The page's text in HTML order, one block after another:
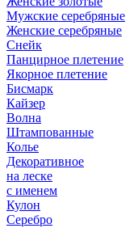
Мужские серебряные
Женские серебряные
Снейк
Панцирное плетение
Якорное плетение
Бисмарк
Кайзер
Волна
Штампованные
Колье
Декоративное
на леске
с именем
Кулон
Серебро